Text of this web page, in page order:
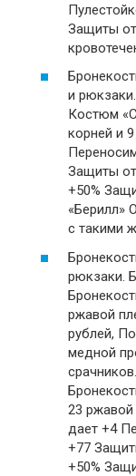
Защиты
и
Костюм
корней и
Защиты
+50%
«Берилл»
с такими
рюкзаки.
ржавой
рублей,
медной
23 ржавой
дает +4
+77
+50%